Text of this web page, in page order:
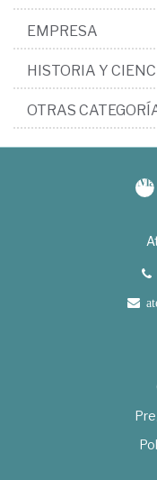
EMPRESA
HISTORIA Y
OTRAS